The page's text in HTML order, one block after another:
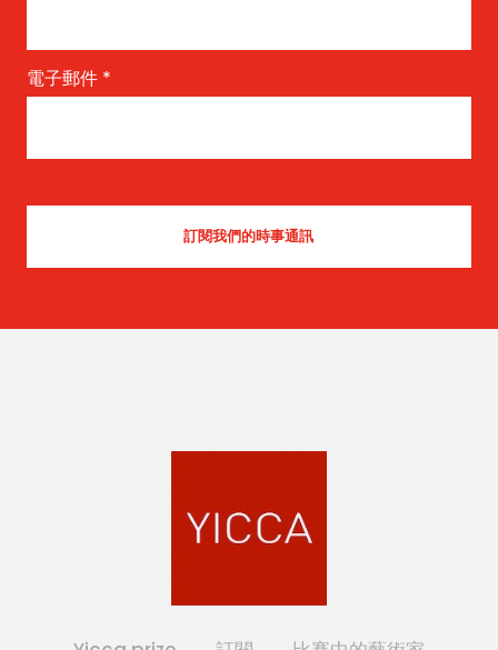
電子郵件 *